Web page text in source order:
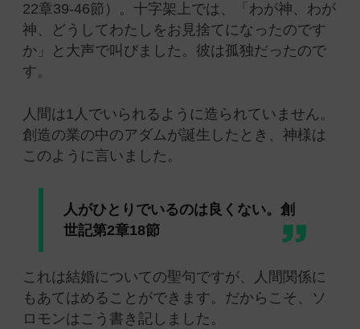
22章39-46節）。十字架上では、「わが神、わが
神、どうしてわたしをお見捨てになったのです
か」と大声で叫びました。彼は孤独だったので
す。
人間は1人でいられるように造られていません。
創造の業の中のアダムが誕生したとき、神様は
このように言いました。
人がひとりでいるのは良くない。創
世記第2章18節
これは結婚についての聖句ですが、人間関係に
もあてはめることができます。だからこそ、ソ
ロモンはこう書き記しました。